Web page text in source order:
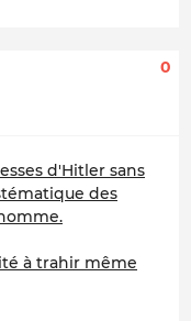
0
d'Hitler sans
des
à trahir même